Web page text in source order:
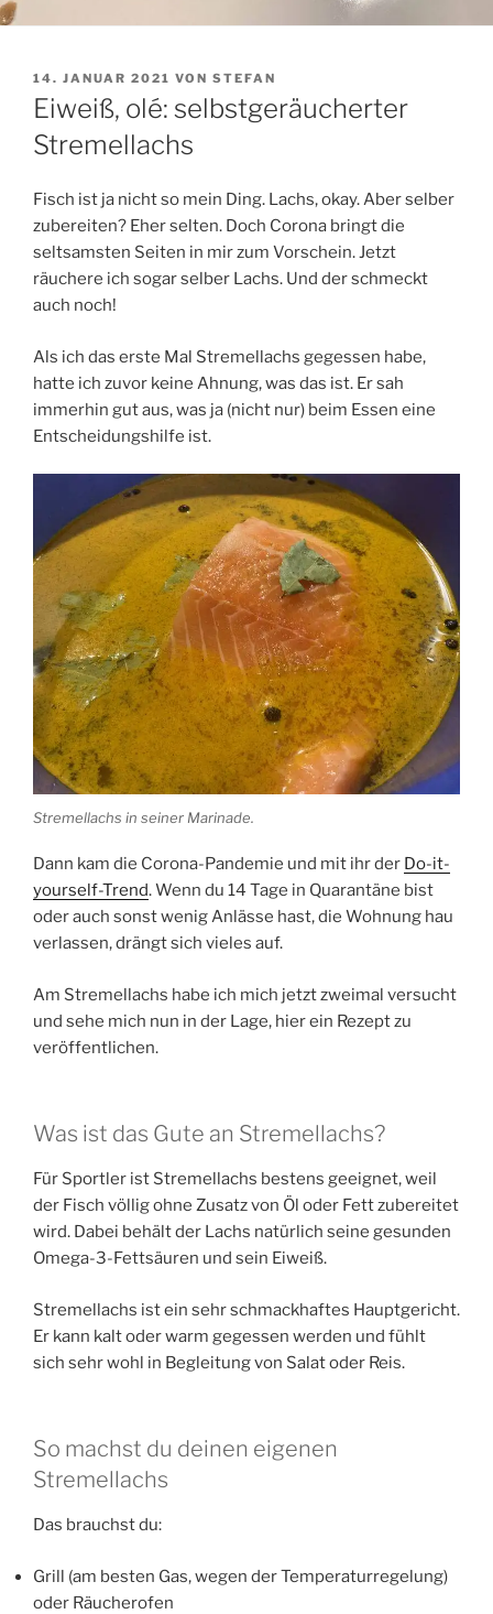
VERÖFFENTLICHT
AM
14. JANUAR 2021 VON STEFAN
Eiweiß, olé: selbstgeräucherter
Stremellachs
Fisch ist ja nicht so mein Ding. Lachs, okay. Aber selber
zubereiten? Eher selten. Doch Corona bringt die
seltsamsten Seiten in mir zum Vorschein. Jetzt
räuchere ich sogar selber Lachs. Und der schmeckt
auch noch!
Als ich das erste Mal Stremellachs gegessen habe,
hatte ich zuvor keine Ahnung, was das ist. Er sah
immerhin gut aus, was ja (nicht nur) beim Essen eine
Entscheidungshilfe ist.
Stremellachs in seiner Marinade.
Dann kam die Corona-Pandemie und mit ihr der Do-it-
yourself-Trend. Wenn du 14 Tage in Quarantäne bist
oder auch sonst wenig Anlässe hast, die Wohnung hau
verlassen, drängt sich vieles auf.
Am Stremellachs habe ich mich jetzt zweimal versucht
und sehe mich nun in der Lage, hier ein Rezept zu
veröffentlichen.
Was ist das Gute an Stremellachs?
Für Sportler ist Stremellachs bestens geeignet, weil
der Fisch völlig ohne Zusatz von Öl oder Fett zubereitet
wird. Dabei behält der Lachs natürlich seine gesunden
Omega-3-Fettsäuren und sein Eiweiß.
Stremellachs ist ein sehr schmackhaftes Hauptgericht.
Er kann kalt oder warm gegessen werden und fühlt
sich sehr wohl in Begleitung von Salat oder Reis.
So machst du deinen eigenen
Stremellachs
Das brauchst du:
Grill (am besten Gas, wegen der Temperaturregelung)
oder Räucherofen